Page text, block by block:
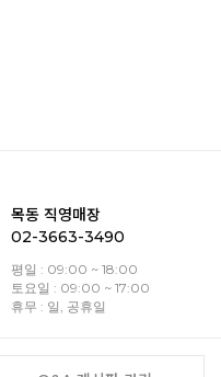
목동 직영매장
02-3663-3490
평일 : 09:00 ~ 18:00
토요일 : 09:00 ~ 17:00
휴무 : 일, 공휴일